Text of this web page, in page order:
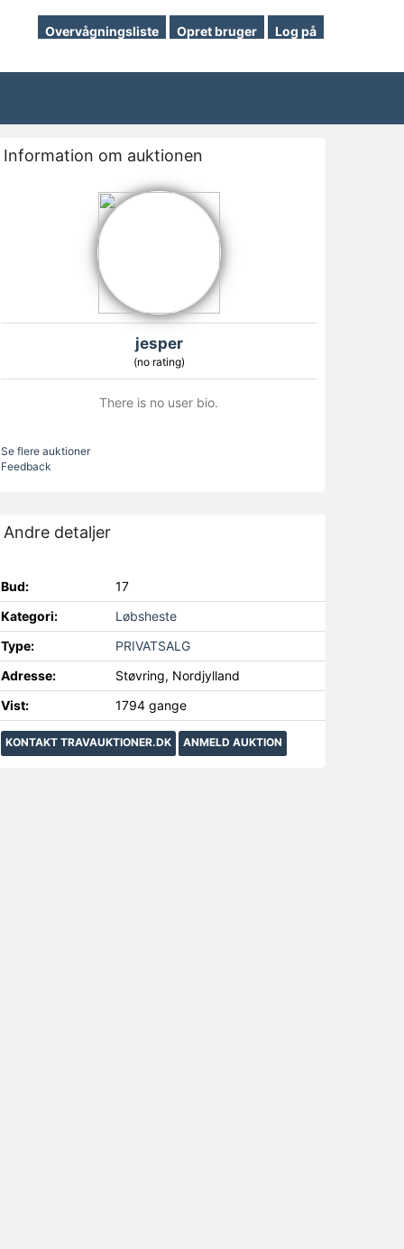
Overvågningsliste Opret bruger Log på
Information om auktionen
jesper
(no rating)
There is no user bio.
Se flere auktioner
Feedback
Andre detaljer
Bud:
17
Kategori:
Løbsheste
Type:
PRIVATSALG
Adresse:
Støvring, Nordjylland
Vist:
1794 gange
KONTAKT TRAVAUKTIONER.DK ANMELD AUKTION